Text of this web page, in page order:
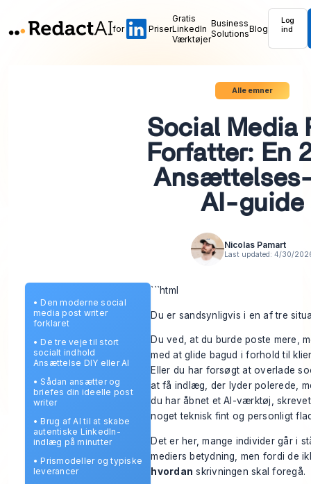
for Priser
Gratis
LinkedIn
Værktøjer
Business
SolutionsBlog
Log
ind
Alle emner
Social Media
Forfatter: En
AI-guide
Nicolas Pamart
Last updated: 4/30/
• Den moderne social
media post writer
forklaret
• De tre veje til stort
socialt indhold
Ansættelse DIY eller AI
•Sådan ansætter og
briefes din ideelle post
writer
• Brug af AI til at skabe
autentiske LinkedIn-
indlæg på minutter
• Prismodeller og typiske
leverancer
```html
Du er sandsynligvis i en af tre
Du ved, at du burde poste mere,
med at glide bagud i forhold til
Eller du har forsøgt at overlade
at få indlæg, der lyder polerede,
du har åbnet et AI-værktøj,
noget teknisk fint og personligt
Det er her, mange individer går i
mediers betydning, men fordi de
hvordan skrivningen skal foregå.